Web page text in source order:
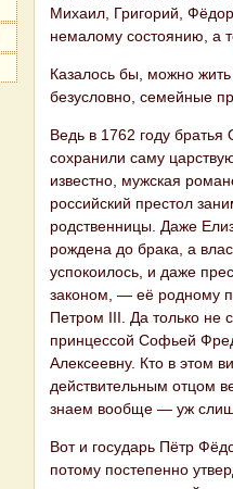
Михаил, Григорий,
немалому состоянию, а
Казалось бы, можно
безусловно, семейные
Ведь в 1762 году братья
сохранили саму
известно, мужская
российский престол
родственницы. Даже
рождена до брака, а
успокоилось, и даже
законом, — её родному
Петром III. Да только не
принцессой Софьей
Алексеевну. Кто в этом
действительным отцом
знаем вообще — уж
Вот и государь Пётр
потому постепенно